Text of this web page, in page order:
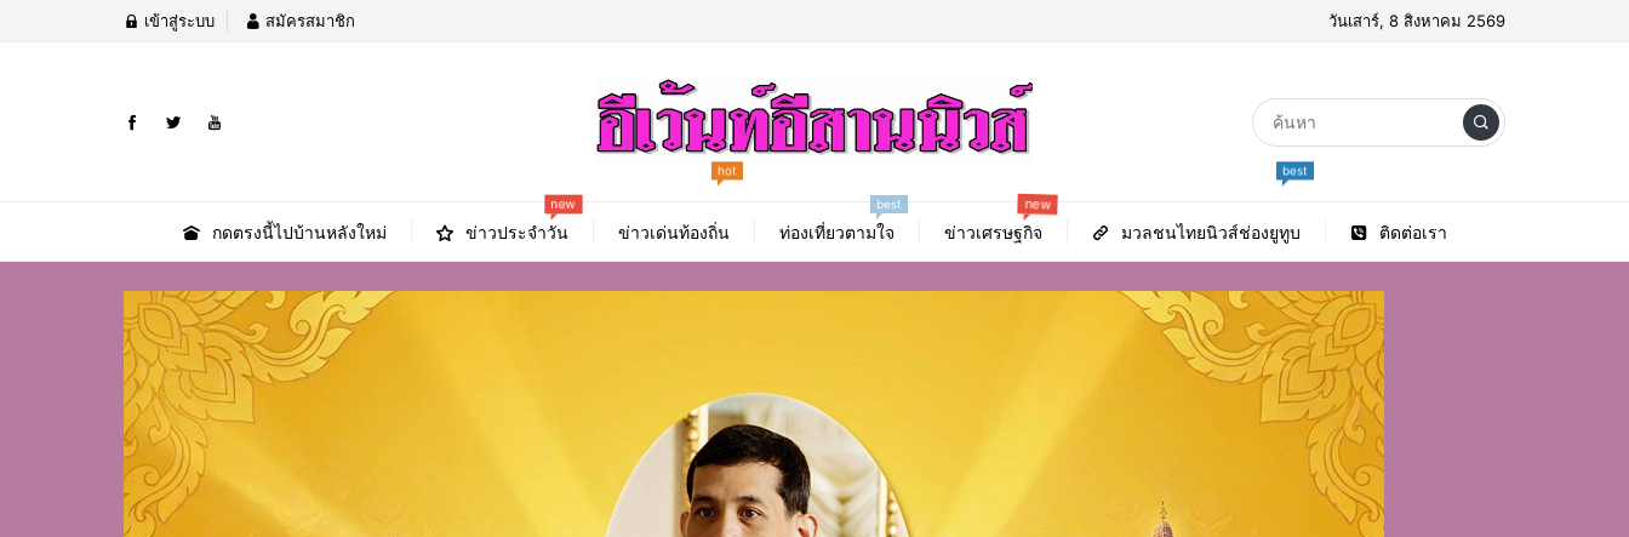
เข้าสู่ระบบ สมัครสมาชิก วันเสาร์, 8 สิงหาคม 2569
กดตรงนี้ไปบ้านหลังใหม่ ข่าวประจำวัน
new
ข่าวเด่นท้องถิ่น
hot
ท่องเที่ยวตามใจ
best
ข่าวเศรษฐกิจ
new
มวลชนไทยนิวส์ช่องยูทูบ
best
ติดต่อเรา